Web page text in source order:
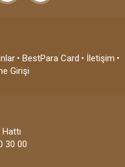
• BestPara Card • İletişim •
Girişi
30 00